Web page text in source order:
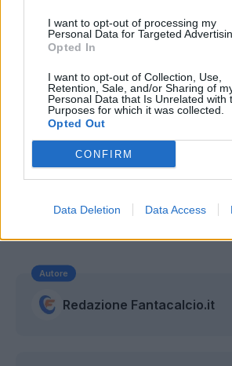
I want to opt-out of processing my
Personal Data for Targeted
Opted In
I want to opt-out of Collection, Use,
Retention, Sale, and/or Sharing of
Personal Data that Is Unrelated with
Purposes for which it was collected.
Opted Out
CONFIRM
Data Deletion Data Access
Autore
Redazione Fantacalcio.it